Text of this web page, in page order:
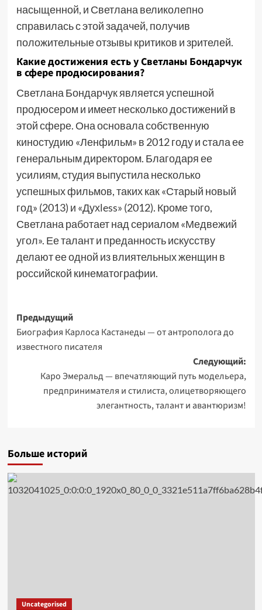
насыщенной, и Светлана великолепно
справилась с этой задачей, получив
положительные отзывы критиков и зрителей.
Какие достижения есть у Светланы Бондарчук
в сфере продюсирования?
Светлана Бондарчук является успешной
продюсером и имеет несколько достижений в
этой сфере. Она основала собственную
киностудию «Ленфильм» в 2012 году и стала ее
генеральным директором. Благодаря ее
усилиям, студия выпустила несколько
успешных фильмов, таких как «Старый новый
год» (2013) и «Духless» (2012). Кроме того,
Светлана работает над сериалом «Медвежий
угол». Ее талант и преданность искусству
делают ее одной из влиятельных женщин в
российской кинематографии.
Навигация
записи
Предыдущий
Биография Карлоса Кастанеды — от антрополога до
известного писателя
Следующий:
Каро Эмеральд — впечатляющий путь модельера,
предпринимателя и стилиста, олицетворяющего
элегантность, талант и авантюризм!
Больше историй
Uncategorised